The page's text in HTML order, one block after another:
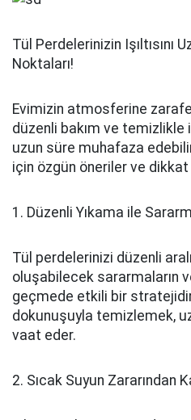
Tül Perdelerinizin Işıltısını
Noktaları!
Evimizin atmosferine
düzenli bakım ve temizlikle
uzun süre muhafaza
için özgün öneriler ve
1. Düzenli Yıkama ile
Tül perdelerinizi düzenli
oluşabilecek sararmaların
geçmede etkili bir
dokunuşuyla temizlemek,
vaat eder.
2. Sıcak Suyun Zararından